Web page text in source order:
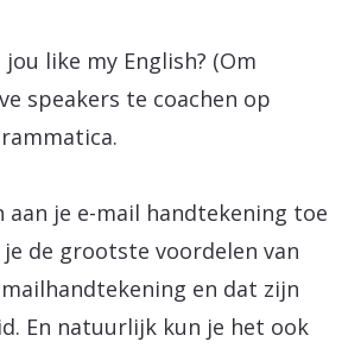
jou like my English? (Om
speakers te coachen op
aan je e-mail handtekening toe
de grootste voordelen van
en dat zijn
En natuurlijk kun je het ook